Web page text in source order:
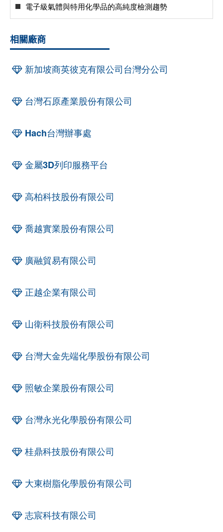
電子級氣體與特用化學品的高純度檢測趨勢
相關廠商
新加坡商英彼克有限公司台灣分公司
台灣石原產業股份有限公司
Hach台灣辦事處
金屬3D列印服務平台
高柏科技股份有限公司
喬越實業股份有限公司
廣融貿易有限公司
正越企業有限公司
山衛科技股份有限公司
台灣大金先端化學股份有限公司
照敏企業股份有限公司
台灣永光化學股份有限公司
桂鼎科技股份有限公司
大東樹脂化學股份有限公司
志宸科技有限公司